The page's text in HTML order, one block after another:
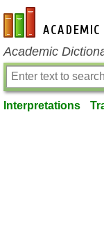
en-academic.com
Academic
Interpretations